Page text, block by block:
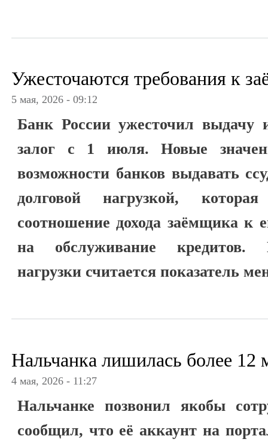
Ужесточаются требования к
5 мая, 2026 - 09:12
Банк России ужесточил выдачу
залог с 1 июля. Новые
возможности банков выдавать
долговой нагрузкой,
соотношение дохода заёмщика к
на обслуживание кредитов.
нагрузки считается показатель
Нальчанка лишилась более 12
4 мая, 2026 - 11:27
Нальчанке позвонил якобы
сообщил, что её аккаунт на